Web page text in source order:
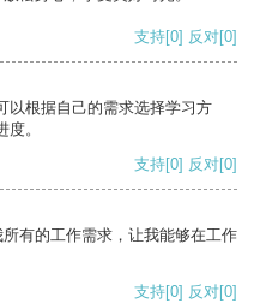
支持[0] 反对[0]
以根据自己的需求选择学习方
。
支持[0] 反对[0]
有的工作需求，让我能够在工作
支持[0] 反对[0]